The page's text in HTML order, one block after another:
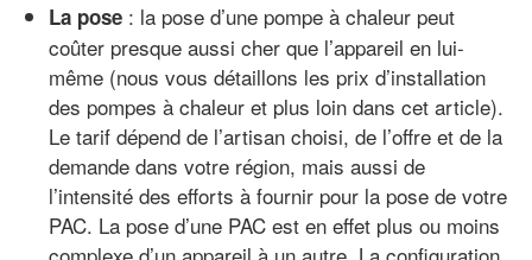
La pose : la pose d’une pompe à chaleur peut
coûter presque aussi cher que l’appareil en lui-
même (nous vous détaillons les prix d’installation
des pompes à chaleur et plus loin dans cet article).
Le tarif dépend de l’artisan choisi, de l’offre et de la
demande dans votre région, mais aussi de
l’intensité des efforts à fournir pour la pose de votre
PAC. La pose d’une PAC est en effet plus ou moins